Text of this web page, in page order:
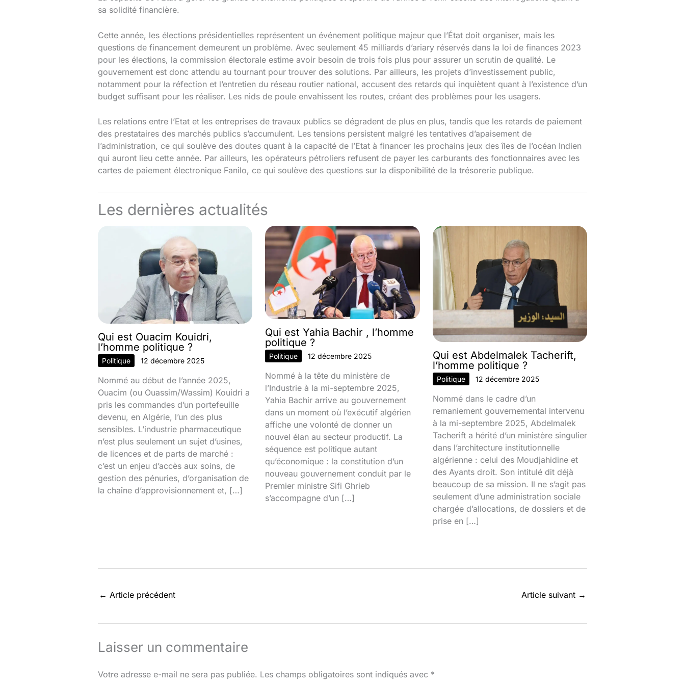
sa solidité financière.
Cette année, les élections présidentielles représentent un événement politique majeur que l’État doit organiser, mais les
questions de financement demeurent un problème. Avec seulement 45 milliards d’ariary réservés dans la loi de finances 2023
pour les élections, la commission électorale estime avoir besoin de trois fois plus pour assurer un scrutin de qualité. Le
gouvernement est donc attendu au tournant pour trouver des solutions. Par ailleurs, les projets d’investissement public,
notamment pour la réfection et l’entretien du réseau routier national, accusent des retards qui inquiètent quant à l’existence d’un
budget suffisant pour les réaliser. Les nids de poule envahissent les routes, créant des problèmes pour les usagers.
Les relations entre l’Etat et les entreprises de travaux publics se dégradent de plus en plus, tandis que les retards de paiement
des prestataires des marchés publics s’accumulent. Les tensions persistent malgré les tentatives d’apaisement de
l’administration, ce qui soulève des doutes quant à la capacité de l’Etat à financer les prochains jeux des îles de l’océan Indien
qui auront lieu cette année. Par ailleurs, les opérateurs pétroliers refusent de payer les carburants des fonctionnaires avec les
cartes de paiement électronique Fanilo, ce qui soulève des questions sur la disponibilité de la trésorerie publique.
Les dernières actualités
Qui est Ouacim Kouidri,
l’homme politique ?
Politique 12 décembre 2025
Nommé au début de l’année 2025,
Ouacim (ou Ouassim/Wassim) Kouidri a
pris les commandes d’un portefeuille
devenu, en Algérie, l’un des plus
sensibles. L’industrie pharmaceutique
n’est plus seulement un sujet d’usines,
de licences et de parts de marché :
c’est un enjeu d’accès aux soins, de
gestion des pénuries, d’organisation de
la chaîne d’approvisionnement et, […]
Qui est Yahia Bachir , l’homme
politique ?
Politique 12 décembre 2025
Nommé à la tête du ministère de
l’Industrie à la mi-septembre 2025,
Yahia Bachir arrive au gouvernement
dans un moment où l’exécutif algérien
affiche une volonté de donner un
nouvel élan au secteur productif. La
séquence est politique autant
qu’économique : la constitution d’un
nouveau gouvernement conduit par le
Premier ministre Sifi Ghrieb
s’accompagne d’un […]
Qui est Abdelmalek Tacherift,
l’homme politique ?
Politique 12 décembre 2025
Nommé dans le cadre d’un
remaniement gouvernemental intervenu
à la mi-septembre 2025, Abdelmalek
Tacherift a hérité d’un ministère singulier
dans l’architecture institutionnelle
algérienne : celui des Moudjahidine et
des Ayants droit. Son intitulé dit déjà
beaucoup de sa mission. Il ne s’agit pas
seulement d’une administration sociale
chargée d’allocations, de dossiers et de
prise en […]
← Article précédent Article suivant →
Laisser un commentaire
Votre adresse e-mail ne sera pas publiée. Les champs obligatoires sont indiqués avec *